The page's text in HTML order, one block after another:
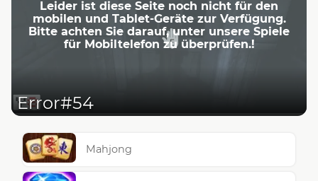
Leider ist diese Seite noch nicht für den
mobilen und Tablet-Geräte zur Verfügung.
Bitte achten Sie darauf, unter unsere Spiele
für Mobiltelefon zu überprüfen.!
Error#54
Mahjong